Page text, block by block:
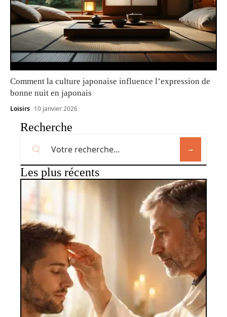
Comment la culture japonaise influence l’expression de
bonne nuit en japonais
Loisirs 10 janvier 2026
Recherche
Les plus récents